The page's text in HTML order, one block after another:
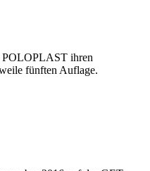
POLOPLAST ihren
fünften Auflage.